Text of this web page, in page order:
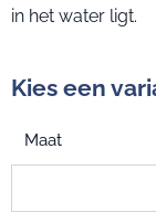
in het water ligt.
Kies een
Maat